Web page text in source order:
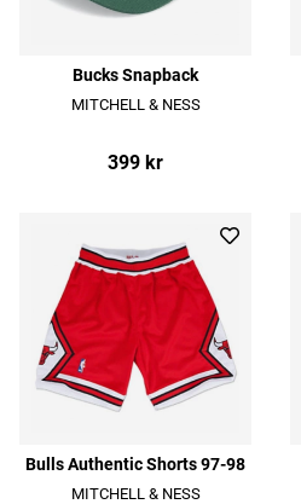
Bucks Snapback
MITCHELL & NESS
399 kr
Bulls Authentic Shorts 97-98
MITCHELL & NESS